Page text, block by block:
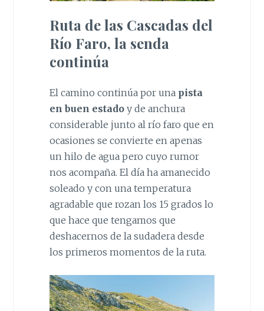
Ruta de las Cascadas del
Río Faro, la senda
continúa
El camino continúa por una pista
en buen estadoy de anchura
considerable junto al río faro que en
ocasiones se convierte en apenas
un hilo de agua pero cuyo rumor
nos acompaña. El día ha amanecido
soleado y con una temperatura
agradable que rozan los 15 grados lo
que hace que tengamos que
deshacernos de la sudadera desde
los primeros momentos de la ruta.